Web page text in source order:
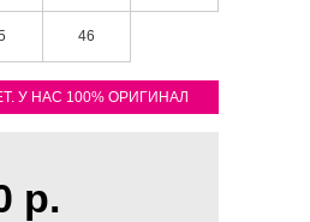
46
У НАС 100% ОРИГИНАЛ
р.